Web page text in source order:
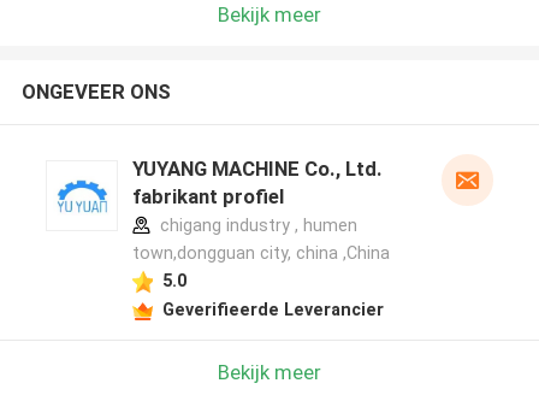
Bekijk meer
ONGEVEER ONS
YUYANG MACHINE Co., Ltd.
fabrikant profiel
chigang industry , humen
town,dongguan city, china ,China
5.0
Geverifieerde Leverancier
Bekijk meer